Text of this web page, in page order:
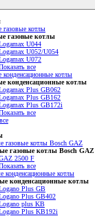
газовые котлы
газовые котлы
U044
U052/U054
U072
все
конденсационные котлы
конденсационные котлы
Plus GB062
Plus GB162
Plus GB172i
все
газовые котлы Bosch GAZ
газовые котлы Bosch GAZ
2500 F
все
конденсационные котлы
конденсационные котлы
Plus GB
Plus GB402
plus KB
Plus KB192i